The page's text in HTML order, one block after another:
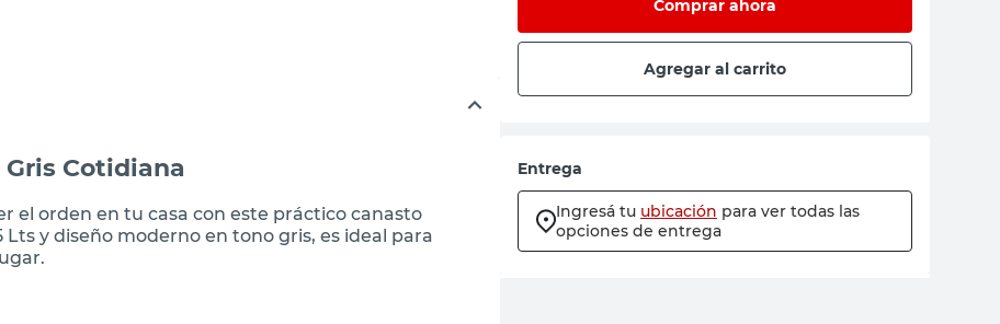
Cotidiana
el orden en tu casa con este práctico canasto
y diseño moderno en tono gris, es ideal para
Comprar ahora
Agregar al carrito
Entrega
Ingresá tu ubicación para ver todas las
opciones de entrega